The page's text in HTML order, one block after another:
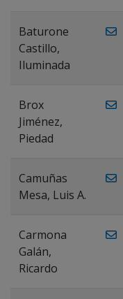
Baturone
Castillo,
Iluminada
Brox
Jiménez,
Piedad
Camuñas
Mesa, Luis A.
Carmona
Galán,
Ricardo